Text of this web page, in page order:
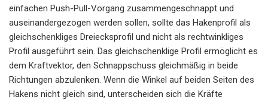
einfachen Push-Pull-Vorgang zusammengeschnappt und
auseinandergezogen werden sollen, sollte das Hakenprofil als
gleichschenkliges Dreiecksprofil und nicht als rechtwinkliges
Profil ausgeführt sein. Das gleichschenklige Profil ermöglicht es
dem Kraftvektor, den Schnappschuss gleichmäßig in beide
Richtungen abzulenken. Wenn die Winkel auf beiden Seiten des
Hakens nicht gleich sind, unterscheiden sich die Kräfte